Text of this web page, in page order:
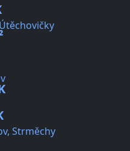
Strměchy